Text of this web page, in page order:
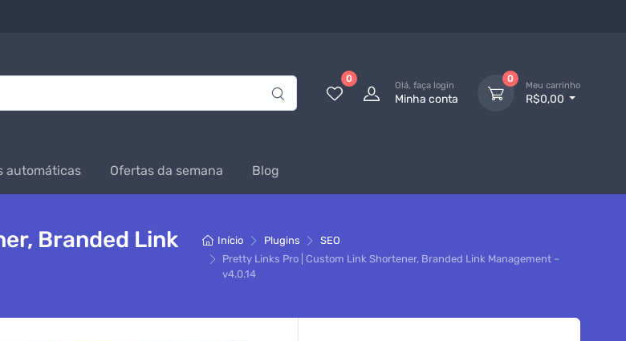
0
Olá, faça login
Minha conta
0
Meu carrinho
R$0,00
automáticas Ofertas da semana Blog
Início Plugins
SEO
Pretty Links Pro | Custom Link Shortener, Branded Link Management –
v4.0.14
Branded Link